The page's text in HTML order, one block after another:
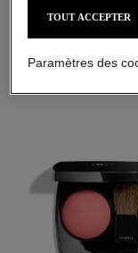
TOUT ACCEPTER
Paramètres des